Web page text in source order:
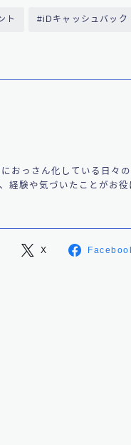
ト #iDキャッシュバック
おっさん化している日々
経験や気づいたことがお
X